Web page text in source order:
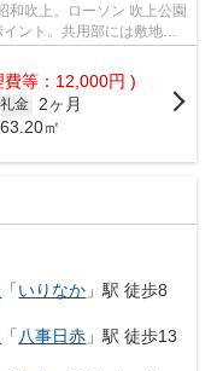
和吹上。ローソン 吹上公園
ント。共用部には敷地内
費等：12,000円 )
礼金
2ヶ月
㎡
「いりなか 」駅 徒歩8
「八事日赤 」駅 徒歩13